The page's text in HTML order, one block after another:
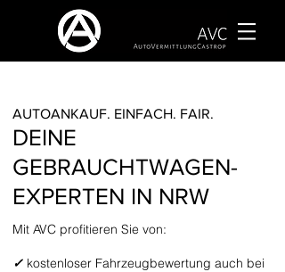
AUTOANKAUF. EINFACH. FAIR.
DEINE
GEBRAUCHTWAGEN-
EXPERTEN IN NRW
Mit AVC profitieren Sie von:
✓ kostenloser Fahrzeugbewertung auch bei